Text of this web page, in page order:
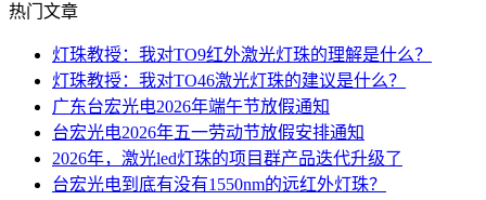
热门文章
灯珠教授：我对TO9红外激光灯珠的理解是什么？
灯珠教授：我对TO46激光灯珠的建议是什么？
广东台宏光电2026年端午节放假通知
台宏光电2026年五一劳动节放假安排通知
2026年，激光led灯珠的项目群产品迭代升级了
台宏光电到底有没有1550nm的远红外灯珠？